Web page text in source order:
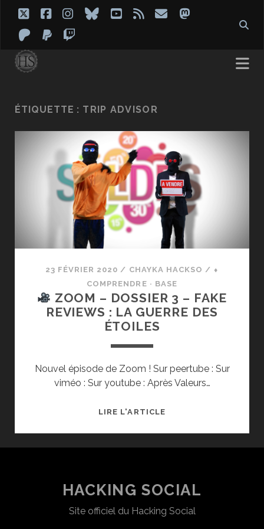
twitterfacebook
instagram
blueskyyoutube
rss emailmastodon
patreon
paypal
ÉTIQUETTE : TRIP ADVISOR
23 FÉVRIER 2020 / CHAYKA HACKSO / ⬧
COMPRENDRE · BASE
ZOOM – DOSSIER 3 – FAKE
REVIEWS : LA GUERRE DES
ÉTOILES
Nouvel épisode de Zoom ! Sur peertube : Sur
viméo : Sur youtube : Après Valeurs…
LIRE L'ARTICLE
FAKE
REVIEWS
HACKING SOCIAL
Site officiel du Hacking Social